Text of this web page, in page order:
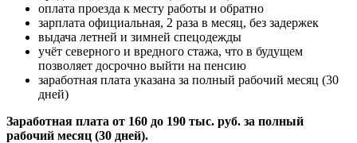
оплата проезда к месту работы и обратно
зарплата официальная, 2 раза в месяц, без задержек
выдача летней и зимней спецодежды
учёт северного и вредного стажа, что в будущем
позволяет досрочно выйти на пенсию
заработная плата указана за полный рабочий месяц (30
дней)
Заработная плата от 160 до 190 тыс. руб. за полный
рабочий месяц (30 дней).